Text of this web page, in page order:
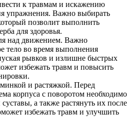
к травмам и искажению
упражнения. Важно выбирать
позволит выполнить
для здоровья.
над движением. Важно
тело во время выполнения
рывков и излишне быстрых
избежать травм и повысить
и растяжкой. Перед
корпуса с поворотом необходимо
а также растянуть их после
избежать травм и улучшить